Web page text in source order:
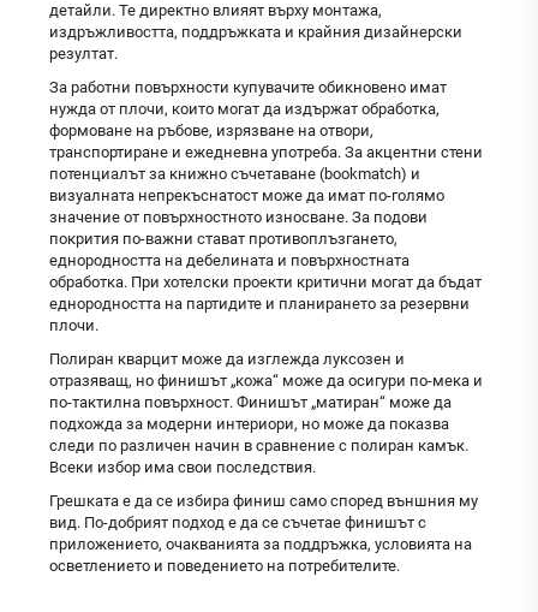
детайли. Те директно влияят върху монтажа,
издръжливостта, поддръжката и крайния дизайнерски
резултат.
За работни повърхности купувачите обикновено имат
нужда от плочи, които могат да издържат обработка,
формоване на ръбове, изрязване на отвори,
транспортиране и ежедневна употреба. За акцентни стени
потенциалът за книжно съчетаване (bookmatch) и
визуалната непрекъснатост може да имат по-голямо
значение от повърхностното износване. За подови
покрития по-важни стават противоплъзгането,
еднородността на дебелината и повърхностната
обработка. При хотелски проекти критични могат да бъдат
еднородността на партидите и планирането за резервни
плочи.
Полиран кварцит може да изглежда луксозен и
отразяващ, но финишът „кожа“ може да осигури по-мека и
по-тактилна повърхност. Финишът „матиран“ може да
подхожда за модерни интериори, но може да показва
следи по различен начин в сравнение с полиран камък.
Всеки избор има свои последствия.
Грешката е да се избира финиш само според външния му
вид. По-добрият подход е да се съчетае финишът с
приложението, очакванията за поддръжка, условията на
осветлението и поведението на потребителите.